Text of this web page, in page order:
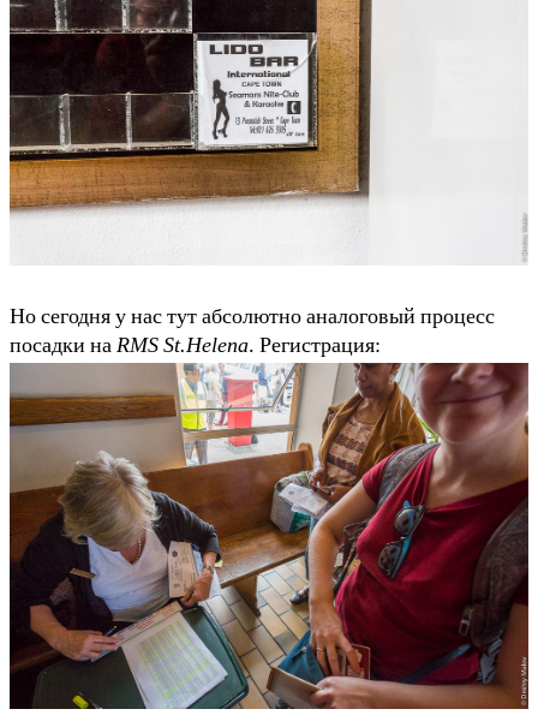
Но сегодня у нас тут абсолютно аналоговый процесс
посадки наRMS St.Helena. Регистрация: